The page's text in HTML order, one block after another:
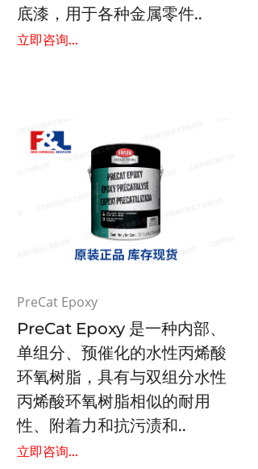
底漆，用于各种金属零件..
立即咨询...
PreCat Epoxy
PreCat Epoxy 是一种内部、
单组分、预催化的水性丙烯酸
环氧树脂，具有与双组分水性
丙烯酸环氧树脂相似的耐用
性、附着力和抗污渍和..
立即咨询...